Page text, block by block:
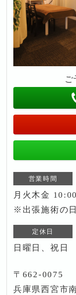
営業時間
月火木金
※出張施術の
定休日
日曜日、祝日
〒662-0075
兵庫県西宮市